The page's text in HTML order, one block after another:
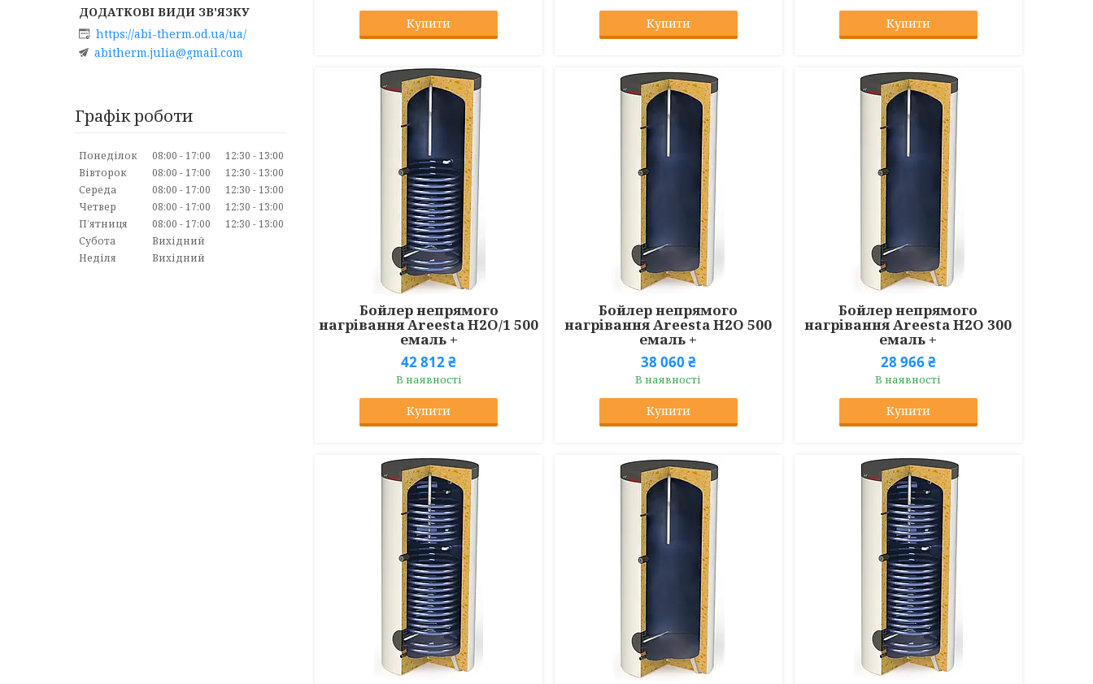
Купити Купити Купити
Бойлер непрямого
нагрівання Areesta H2O/1 500
емаль +
42 812 ₴
В наявності
Купити
Бойлер непрямого
нагрівання Areesta H2O 500
емаль +
38 060 ₴
В наявності
Купити
Бойлер непрямого
нагрівання Areesta H2O 300
емаль +
28 966 ₴
В наявності
Купити
https://abi-therm.od.ua/ua/
abitherm.julia@gmail.com
Графік роботи
Понеділок 08:00 17:00 12:30
13:00
Вівторок
08:00 17:00 12:30
13:00
Середа
08:00 17:00 12:30
13:00
Четвер
08:00 17:00 12:30
13:00
Пʼятниця
08:00 17:00 12:30
13:00
Субота
Вихідний
Неділя
Вихідний